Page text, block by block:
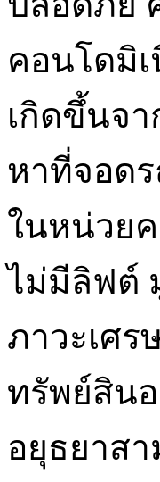
คอนโดมิ
เกิดขึ้นจ
หาที่จอด
ในหน่วย
ไม่มีลิฟต์
ภาวะเศ
ทรัพย์สิน
อยุธยาส